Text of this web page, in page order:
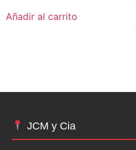
Añadir al carrito
JCM y Cia